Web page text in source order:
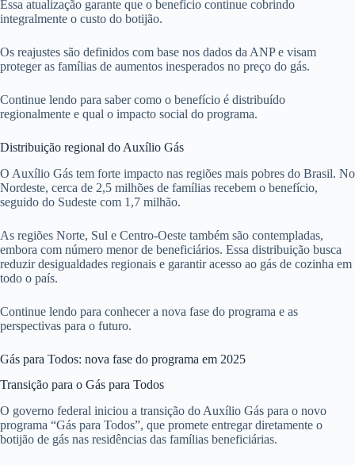
Essa atualização garante que o benefício continue cobrindo
integralmente o custo do botijão.
Os reajustes são definidos com base nos dados da ANP e visam
proteger as famílias de aumentos inesperados no preço do gás.
Continue lendo para saber como o benefício é distribuído
regionalmente e qual o impacto social do programa.
Distribuição regional do Auxílio Gás
O Auxílio Gás tem forte impacto nas regiões mais pobres do Brasil. No
Nordeste, cerca de 2,5 milhões de famílias recebem o benefício,
seguido do Sudeste com 1,7 milhão.
As regiões Norte, Sul e Centro-Oeste também são contempladas,
embora com número menor de beneficiários. Essa distribuição busca
reduzir desigualdades regionais e garantir acesso ao gás de cozinha em
todo o país.
Continue lendo para conhecer a nova fase do programa e as
perspectivas para o futuro.
Gás para Todos: nova fase do programa em 2025
Transição para o Gás para Todos
O governo federal iniciou a transição do Auxílio Gás para o novo
programa “Gás para Todos”, que promete entregar diretamente o
botijão de gás nas residências das famílias beneficiárias.